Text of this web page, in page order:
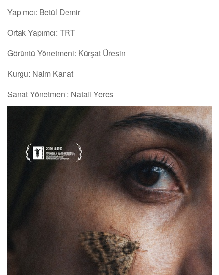
Yapımcı: Betül Demir
Ortak Yapımcı: TRT
Görüntü Yönetmeni: Kürşat Üresin
Kurgu: Naim Kanat
Sanat Yönetmeni: Natali Yeres